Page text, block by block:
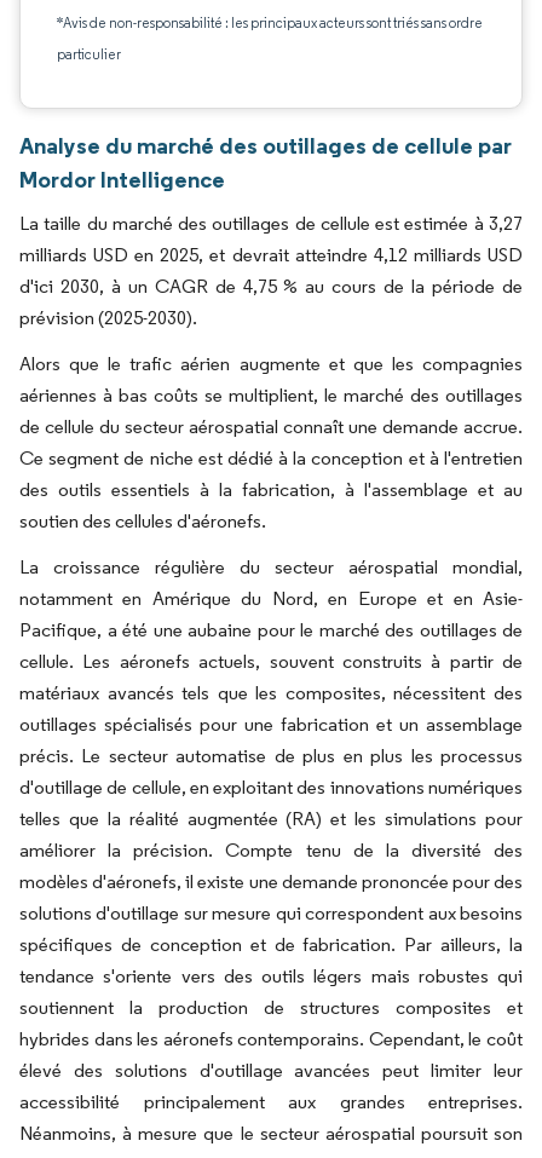
*Avis de non-responsabilité : les principaux acteurs sont triés sans ordre
particulier
Analyse du marché des outillages de cellule par
Mordor Intelligence
La taille du marché des outillages de cellule est estimée à 3,27
milliards USD en 2025, et devrait atteindre 4,12 milliards USD
d'ici 2030, à un CAGR de 4,75 % au cours de la période de
prévision (2025-2030).
Alors que le trafic aérien augmente et que les compagnies
aériennes à bas coûts se multiplient, le marché des outillages
de cellule du secteur aérospatial connaît une demande accrue.
Ce segment de niche est dédié à la conception et à l'entretien
des outils essentiels à la fabrication, à l'assemblage et au
soutien des cellules d'aéronefs.
La croissance régulière du secteur aérospatial mondial,
notamment en Amérique du Nord, en Europe et en Asie-
Pacifique, a été une aubaine pour le marché des outillages de
cellule. Les aéronefs actuels, souvent construits à partir de
matériaux avancés tels que les composites, nécessitent des
outillages spécialisés pour une fabrication et un assemblage
précis. Le secteur automatise de plus en plus les processus
d'outillage de cellule, en exploitant des innovations numériques
telles que la réalité augmentée (RA) et les simulations pour
améliorer la précision. Compte tenu de la diversité des
modèles d'aéronefs, il existe une demande prononcée pour des
solutions d'outillage sur mesure qui correspondent aux besoins
spécifiques de conception et de fabrication. Par ailleurs, la
tendance s'oriente vers des outils légers mais robustes qui
soutiennent la production de structures composites et
hybrides dans les aéronefs contemporains. Cependant, le coût
élevé des solutions d'outillage avancées peut limiter leur
accessibilité principalement aux grandes entreprises.
Néanmoins, à mesure que le secteur aérospatial poursuit son